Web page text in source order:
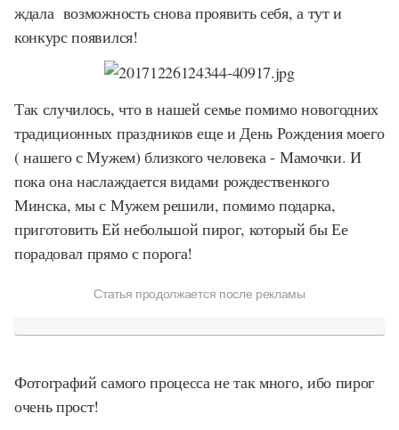
ждала возможность снова проявить себя, а тут и
конкурс появился!
Так случилось, что в нашей семье помимо новогодних
традиционных праздников еще и День Рождения моего
( нашего с Мужем) близкого человека - Мамочки. И
пока она наслаждается видами рождественкого
Минска, мы с Мужем решили, помимо подарка,
приготовить Ей небольшой пирог, который бы Ее
порадовал прямо с порога!
Статья продолжается после рекламы
Фотографий самого процесса не так много, ибо пирог
очень прост!